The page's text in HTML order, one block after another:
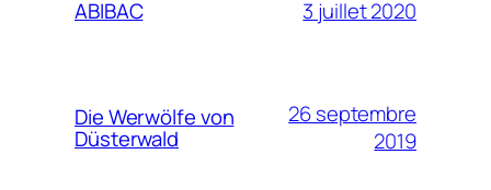
ABIBAC 3 juillet 2020
Die Werwölfe von
Düsterwald
26 septembre
2019